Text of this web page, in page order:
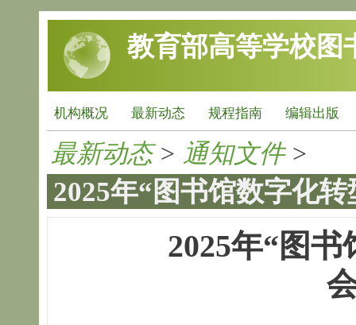
跳转到主要内容
教育部高等学校图
机构概况 最新动态 规程指南 编辑出版
最新动态> 通知文件>
2025年“图书馆数字化
2025年“图书